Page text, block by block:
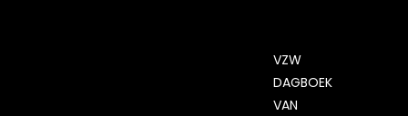
VZW
DAGBOEK
VAN